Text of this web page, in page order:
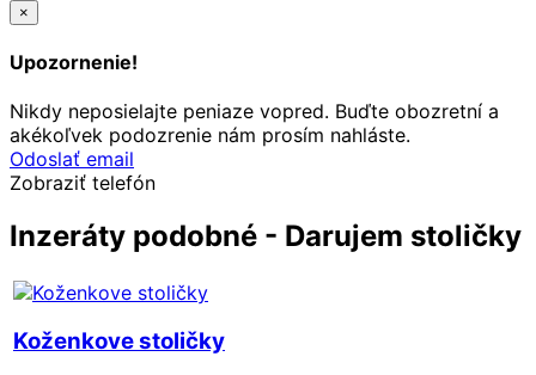
×
Upozornenie!
Nikdy neposielajte peniaze vopred. Buďte obozretní a
akékoľvek podozrenie nám prosím nahláste.
Odoslať email
Zobraziť telefón
Inzeráty podobné - Darujem stoličky
Koženkove stoličky